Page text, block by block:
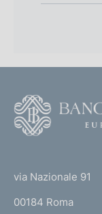
r
via Nazionale 91
00184 Roma